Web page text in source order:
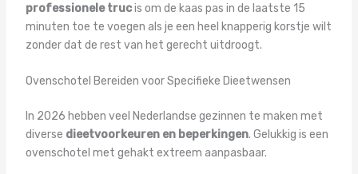
professionele trucis om de kaas pas in de laatste 15
minuten toe te voegen als je een heel knapperig korstje wilt
zonder dat de rest van het gerecht uitdroogt.
Ovenschotel Bereiden voor Specifieke Dieetwensen
In 2026 hebben veel Nederlandse gezinnen te maken met
diverse dieetvoorkeuren en beperkingen. Gelukkig is een
ovenschotel met gehakt extreem aanpasbaar.